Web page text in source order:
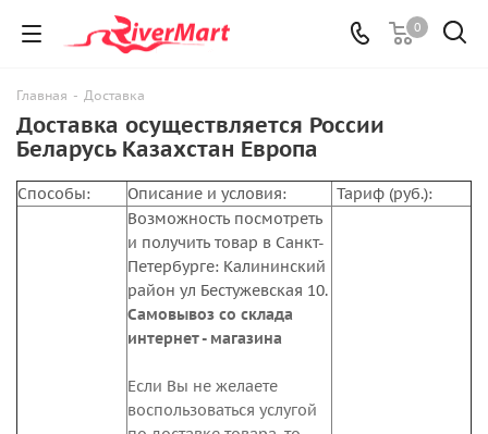
0
Главная - Доставка
Доставка осуществляется России
Беларусь Казахстан Европа
Способы: Описание и условия: Тариф (руб.):
Возможность посмотреть
и получить товар в Санкт-
Петербурге: Калининский
район ул Бестужевская 10.
Самовывоз со склада
интернет - магазина
Если Вы не желаете
воспользоваться услугой